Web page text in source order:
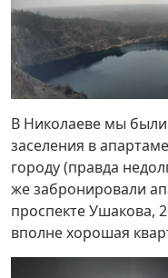
В Николаеве мы
заселения в
городу (правда
же забронировали
проспекте Ушакова,
вполне хорошая